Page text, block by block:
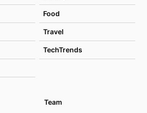
Food
Travel
TechTrends
Team